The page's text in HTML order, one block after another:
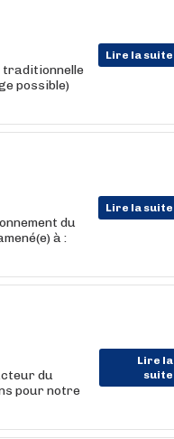
Lire la suite
traditionnelle
possible)
Lire la suite
du
à :
Lire la
suite
du
pour notre